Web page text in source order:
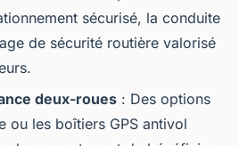
sécurisé, la conduite
de sécurité routière valorisé
deux-roues : Des options
ou les boîtiers GPS antivol